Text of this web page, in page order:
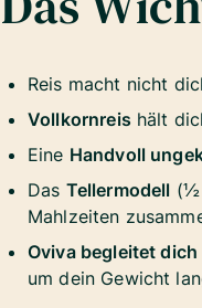
Reis macht nicht
Vollkornreishält
Eine Handvoll
Das Tellermodell (½
Mahlzeiten
Oviva begleitet dich
um dein Gewicht